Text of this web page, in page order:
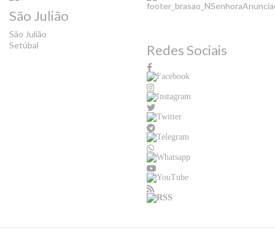
São Julião
São Julião
Setúbal
Redes Sociais